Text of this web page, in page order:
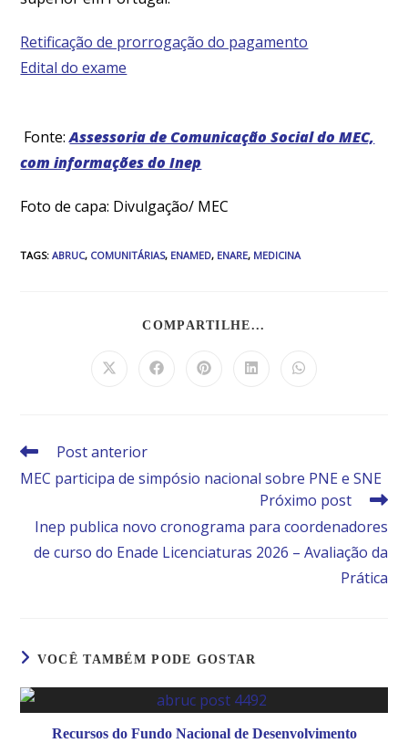
Retificação de prorrogação do pagamento
Edital do exame
Fonte:Assessoria de Comunicação Social do MEC,
com informações do Inep
Foto de capa: Divulgação/ MEC
TAGS:ABRUC, COMUNITÁRIAS, ENAMED, ENARE, MEDICINA
COMPARTILHE...
Post anterior
MEC participa de simpósio nacional sobre PNE e SNE
Próximo post
Inep publica novo cronograma para coordenadores
de curso do Enade Licenciaturas 2026 – Avaliação da
Prática
VOCÊ TAMBÉM PODE GOSTAR
Recursos do Fundo Nacional de Desenvolvimento